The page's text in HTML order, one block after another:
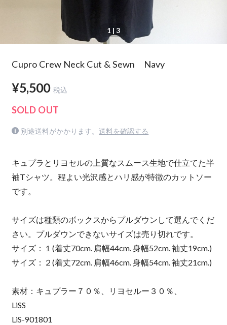
1 | 3
Cupro Crew Neck Cut & Sewn Navy
¥5,500 税込
SOLD OUT
別途送料がかかります。 送料を確認する
キュプラとリヨセルの上質なスムース生地で仕立てた半
袖Tシャツ。程よい光沢感とハリ感が特徴のカットソー
です。
サイズは種類のボックスからプルダウンして選んでくだ
さい。プルダウンできないサイズは売り切れです。
サイズ：１(着丈70cm. 肩幅44cm. 身幅52cm. 袖丈19cm.)
サイズ：２(着丈72cm. 肩幅46cm. 身幅54cm. 袖丈21cm.)
素材：キュプラー７０％、リヨセルー３０％、
LiSS
LiS-901801